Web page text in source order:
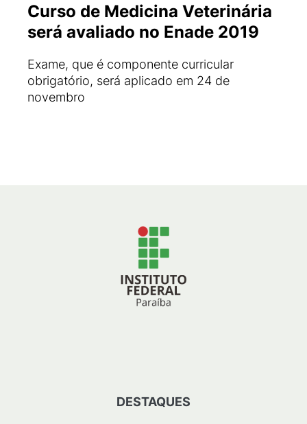
Curso de Medicina Veterinária
será avaliado no Enade 2019
Exame, que é componente curricular
obrigatório, será aplicado em 24 de
novembro
DESTAQUES